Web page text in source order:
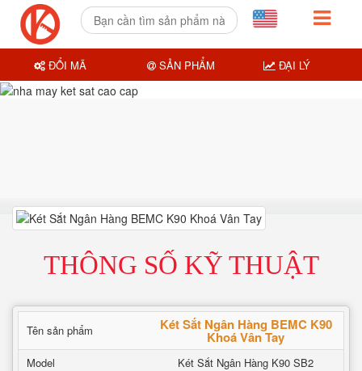
THÔNG SỐ KỸ THUẬT
Tên sản phẩm Két Sắt Ngân Hàng BEMC K90
Khoá Vân Tay
Model
Két Sắt Ngân Hàng K90 SB2
ĐỔI MÃ SẢN PHẨM ĐẠI LÝ